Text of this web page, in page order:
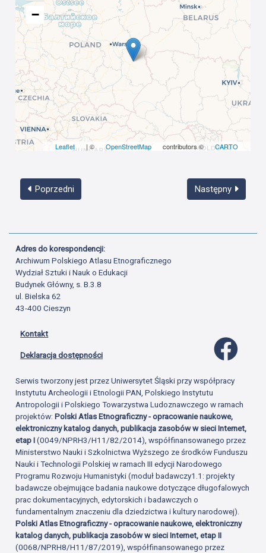
−
Leaflet | © OpenStreetMap contributors © CARTO
Poprzedni Następny
Adres do korespondencji:
Archiwum Polskiego Atlasu Etnograficznego
Wydział Sztuki i Nauk o Edukacji
Budynek Główny, s. B.3.8
ul. Bielska 62
43-400 Cieszyn
Kontakt
Deklaracja dostępności
Serwis tworzony jest przez Uniwersytet Śląski przy współpracy
Instytutu Archeologii i Etnologii PAN, Polskiego Instytutu
Antropologii i Polskiego Towarzystwa Ludoznawczego w ramach
projektów:Polski Atlas Etnograficzny - opracowanie naukowe,
elektroniczny katalog danych, publikacja zasobów w sieci Internet,
etap I(0049/NPRH3/H11/82/2014), współfinansowanego przez
Ministerstwo Nauki i Szkolnictwa Wyższego ze środków Funduszu
Nauki i Technologii Polskiej w ramach III edycji Narodowego
Programu Rozwoju Humanistyki (moduł badawczy1.1: projekty
badawcze obejmujące badania naukowe dotyczące długofalowych
prac dokumentacyjnych, edytorskich i badawczych o
fundamentalnym znaczeniu dla dziedzictwa i kultury narodowej).
Polski Atlas Etnograficzny - opracowanie naukowe, elektroniczny
katalog danych, publikacja zasobów w sieci Internet, etap II
(0068/NPRH8/H11/87/2019), współfinansowanego przez